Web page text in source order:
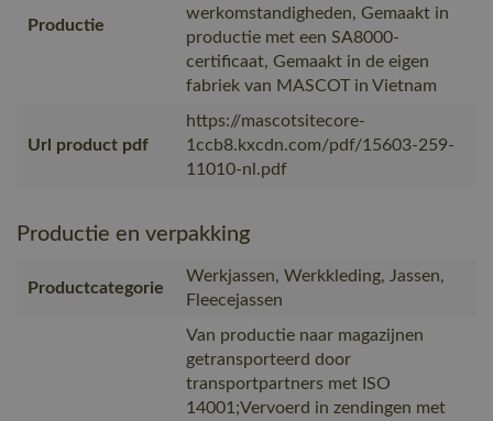
Productie
werkomstandigheden, Gemaakt in
productie met een SA8000-
certificaat, Gemaakt in de eigen
fabriek van MASCOT in Vietnam
Url product pdf
https://mascotsitecore-
1ccb8.kxcdn.com/pdf/15603-259-
11010-nl.pdf
Productie en verpakking
Productcategorie
Werkjassen, Werkkleding, Jassen,
Fleecejassen
Van productie naar magazijnen
getransporteerd door
transportpartners met ISO
14001;Vervoerd in zendingen met